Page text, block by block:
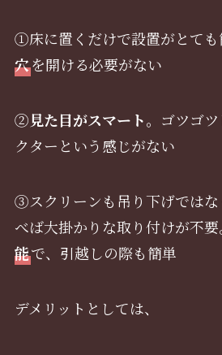
①床に置くだけで設置がとても
穴を開ける必要がない
②見た目がスマート。ゴツゴ
クターという感じがない
③スクリーンも吊り下げでは
べば大掛かりな取り付けが不要
能で、引越しの際も簡単
デメリットとしては、